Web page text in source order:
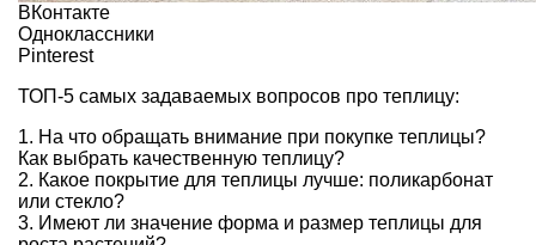
ВКонтакте
Одноклассники
Pinterest
ТОП-5 самых задаваемых вопросов про теплицу:
1. На что обращать внимание при покупке теплицы?
Как выбрать качественную теплицу?
2. Какое покрытие для теплицы лучше: поликарбонат
или стекло?
3. Имеют ли значение форма и размер теплицы для